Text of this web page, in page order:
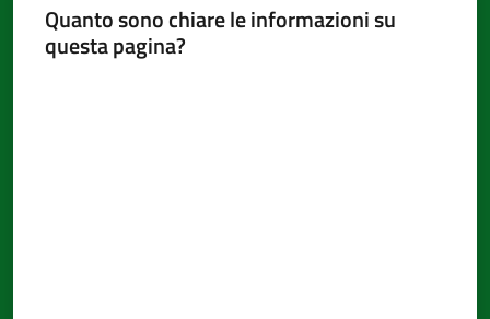
Seguici
Quanto sono chiare le informazioni su
questa pagina?